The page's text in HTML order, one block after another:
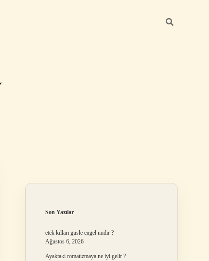
Son Yazılar
etek kılları gusle engel midir ?
Ağustos 6, 2026
Ayaktaki romatizmaya ne iyi gelir ?